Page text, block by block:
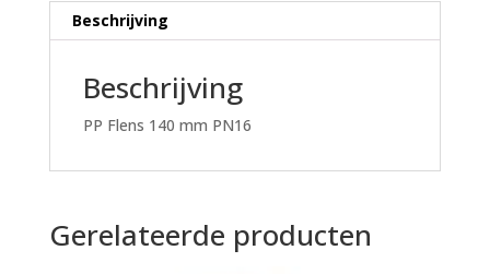
Beschrijving
Beschrijving
PP Flens 140 mm PN16
Gerelateerde producten